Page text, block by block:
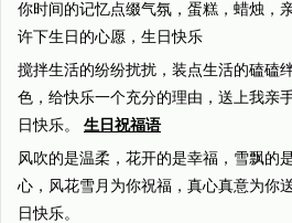
你时间的记忆点缀气氛，蛋糕，蜡烛，
许下生日的心愿，生日快乐
搅拌生活的纷纷扰扰，装点生活的磕磕
色，给快乐一个充分的理由，送上我亲
日快乐。 生日祝福语
风吹的是温柔，花开的是幸福，雪飘的
心，风花雪月为你祝福，真心真意为你
日快乐。